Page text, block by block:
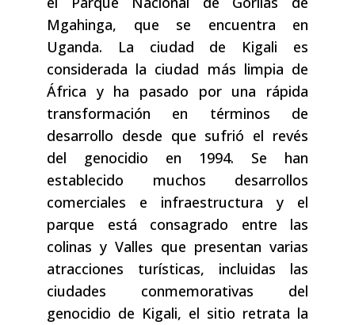
Mgahinga, que se encuentra en
Uganda. La ciudad de Kigali es
considerada la ciudad más limpia de
África y ha pasado por una rápida
transformación en términos de
desarrollo desde que sufrió el revés
del genocidio en 1994. Se han
establecido muchos desarrollos
comerciales e infraestructura y el
parque está consagrado entre las
colinas y Valles que presentan varias
atracciones turísticas, incluidas las
ciudades conmemorativas del
genocidio de Kigali, el sitio retrata la